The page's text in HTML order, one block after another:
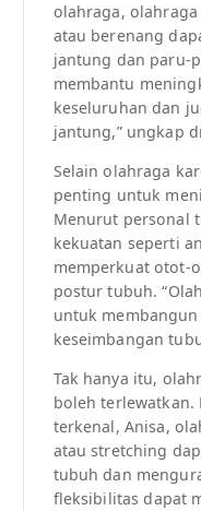
olahraga,
atau berenang
jantung dan paru-
membantu
keseluruhan dan
jantung,” ungkap
Selain olahraga
penting untuk
Menurut personal
kekuatan seperti
memperkuat otot-
postur tubuh.
untuk
keseimbangan
Tak hanya itu,
boleh
terkenal, Anisa,
atau stretching
tubuh dan
fleksibilitas dapat